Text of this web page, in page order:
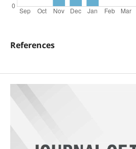
References